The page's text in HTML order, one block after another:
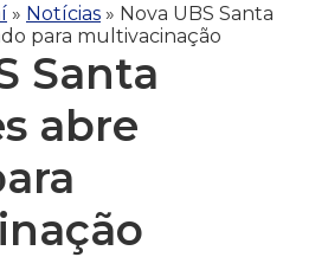
» Notícias » Nova UBS Santa
para multivacinação
Santa
abre